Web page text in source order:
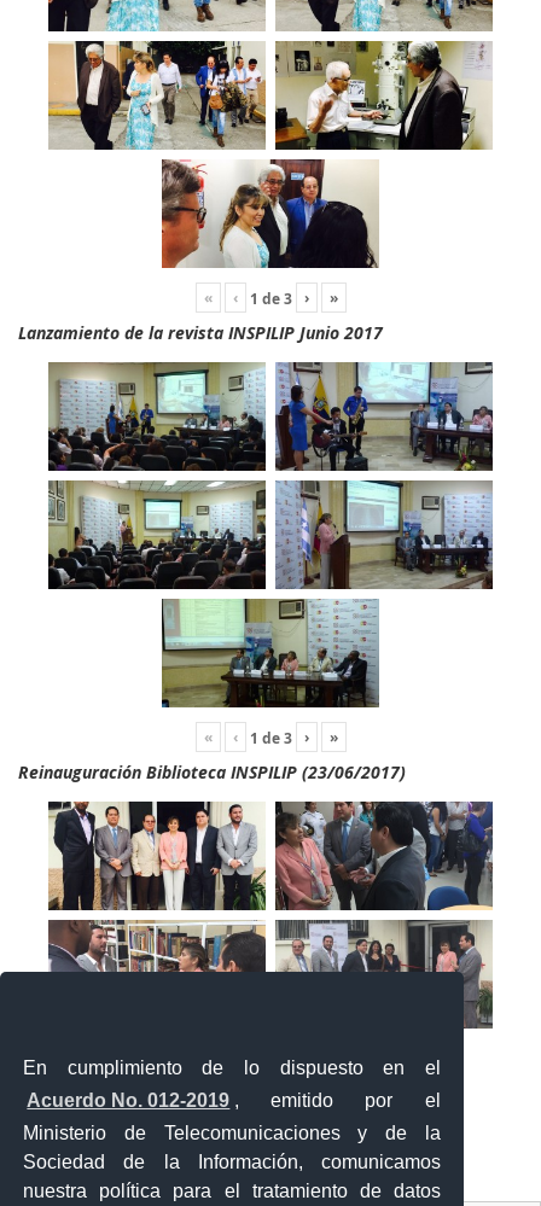
En cumplimiento de lo dispuesto en el
Acuerdo No. 012-2019 , emitido por el
Ministerio de Telecomunicaciones y de la
Sociedad de la Información, comunicamos
nuestra política para el tratamiento de datos
« ‹ 1 de3 › »
Lanzamiento de la revista INSPILIP Junio 2017
« ‹ 1 de3 › »
Reinauguración Biblioteca INSPILIP (23/06/2017)